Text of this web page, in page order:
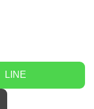
LINE